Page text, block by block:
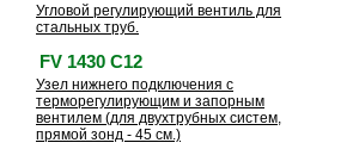
Угловой регулирующий вентиль для
стальных труб.
FV 1430 C12
Узел нижнего подключения с
терморегулирующим и запорным
вентилем (для двухтрубных систем,
прямой зонд - 45 см.)